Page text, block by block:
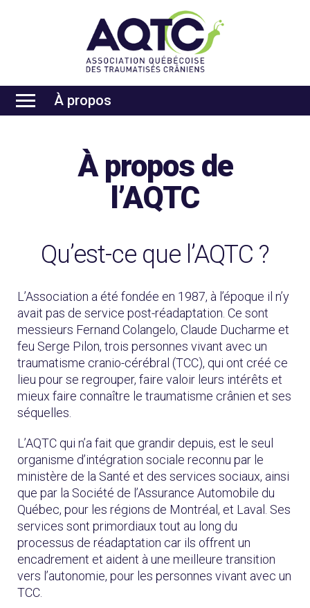
À propos
À propos de
l’AQTC
Qu’est-ce que l’AQTC ?
L’Association a été fondée en 1987, à l’époque il n’y
avait pas de service post-réadaptation. Ce sont
messieurs Fernand Colangelo, Claude Ducharme et
feu Serge Pilon, trois personnes vivant avec un
traumatisme cranio-cérébral (TCC), qui ont créé ce
lieu pour se regrouper, faire valoir leurs intérêts et
mieux faire connaître le traumatisme crânien et ses
séquelles.
L’AQTC qui n’a fait que grandir depuis, est le seul
organisme d’intégration sociale reconnu par le
ministère de la Santé et des services sociaux, ainsi
que par la Société de l’Assurance Automobile du
Québec, pour les régions de Montréal, et Laval. Ses
services sont primordiaux tout au long du
processus de réadaptation car ils offrent un
encadrement et aident à une meilleure transition
vers l’autonomie, pour les personnes vivant avec un
TCC.